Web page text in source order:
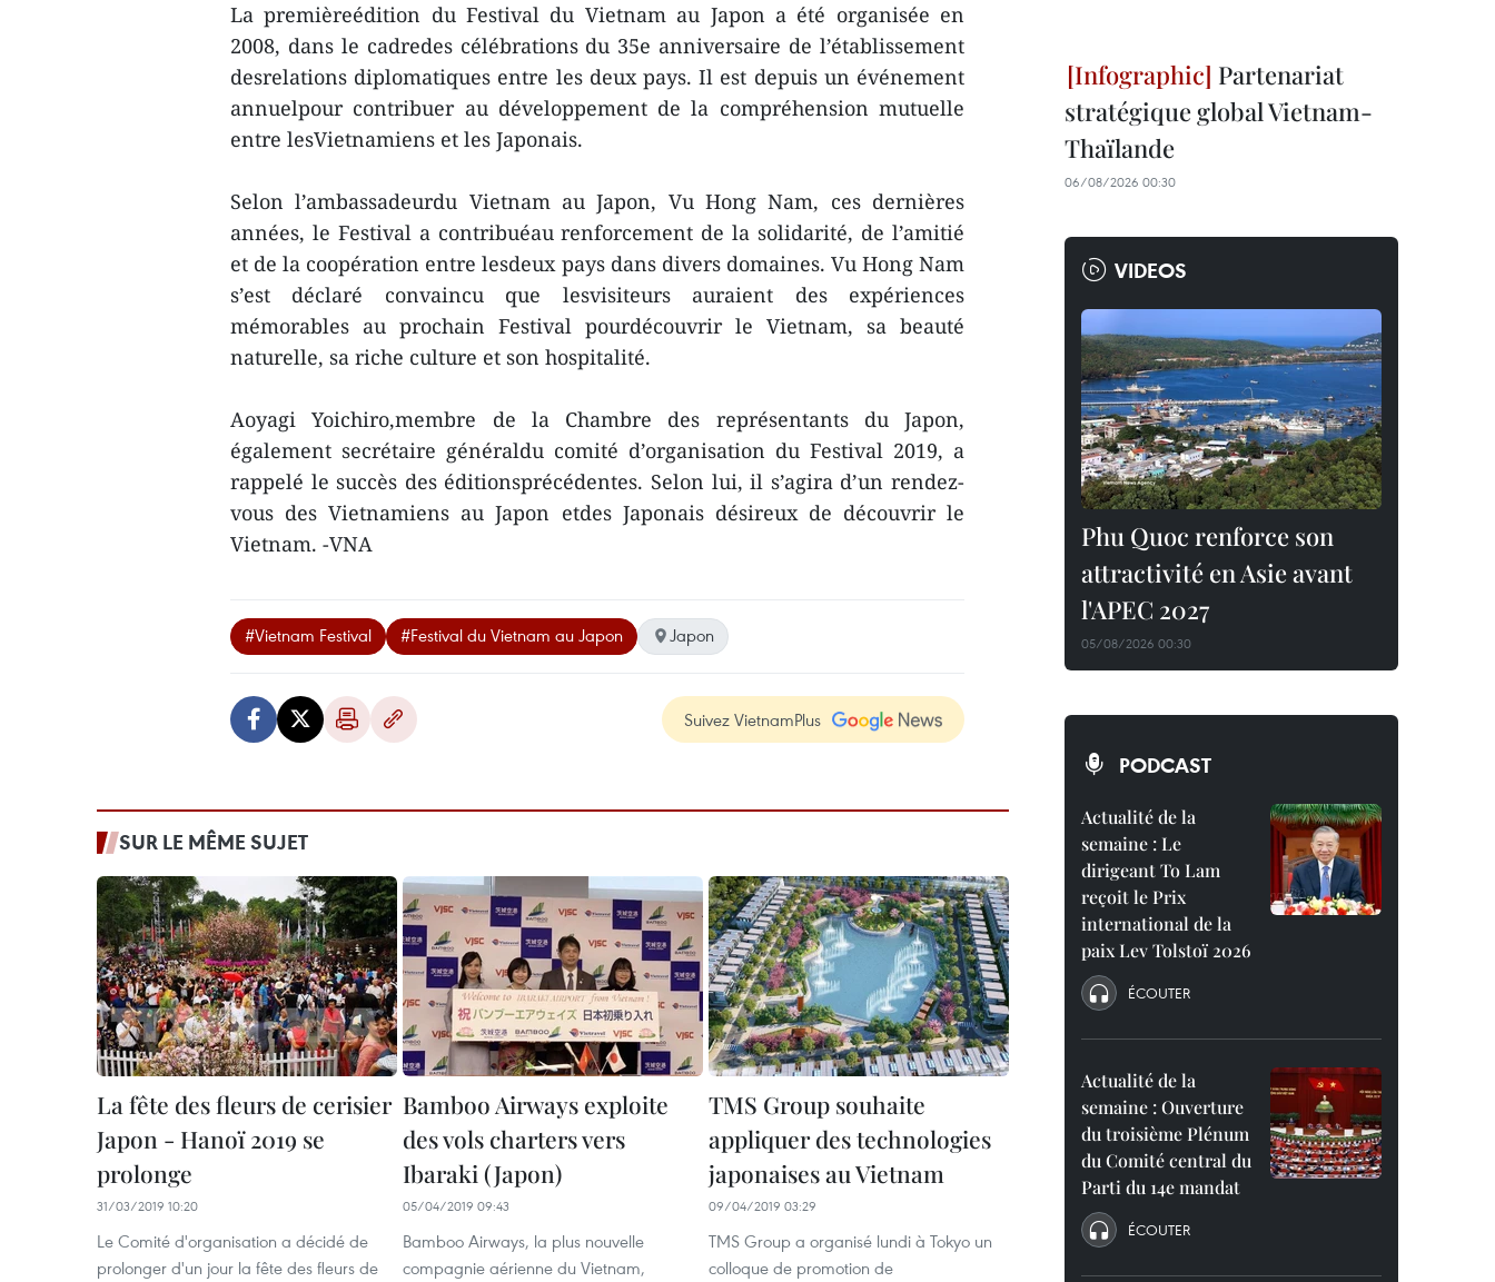
La premièreédition du Festival du Vietnam au Japon a été organisée en
2008, dans le cadredes célébrations du 35e anniversaire de l’établissement
desrelations diplomatiques entre les deux pays. Il est depuis un événement
annuelpour contribuer au développement de la compréhension mutuelle
entre lesVietnamiens et les Japonais.
Selon l’ambassadeurdu Vietnam au Japon, Vu Hong Nam, ces dernières
années, le Festival a contribuéau renforcement de la solidarité, de l’amitié
et de la coopération entre lesdeux pays dans divers domaines. Vu Hong Nam
s’est déclaré convaincu que lesvisiteurs auraient des expériences
mémorables au prochain Festival pourdécouvrir le Vietnam, sa beauté
naturelle, sa riche culture et son hospitalité.
Aoyagi Yoichiro,membre de la Chambre des représentants du Japon,
également secrétaire généraldu comité d’organisation du Festival 2019, a
rappelé le succès des éditionsprécédentes. Selon lui, il s’agira d’un rendez-
vous des Vietnamiens au Japon etdes Japonais désireux de découvrir le
Vietnam. -VNA
#Vietnam Festival #Festival du Vietnam au Japon Japon
Suivez VietnamPlus
SUR LE MÊME SUJET
La fête des fleurs de cerisier
Japon - Hanoï 2019 se
prolonge
31/03/2019 10:20
Le Comité d'organisation a décidé de
prolonger d'un jour la fête des fleurs de
Bamboo Airways exploite
des vols charters vers
Ibaraki (Japon)
05/04/2019 09:43
Bamboo Airways, la plus nouvelle
compagnie aérienne du Vietnam,
TMS Group souhaite
appliquer des technologies
japonaises au Vietnam
09/04/2019 03:29
TMS Group a organisé lundi à Tokyo un
colloque de promotion de
Partenariat
stratégique global Vietnam-
Thaïlande
06/08/2026 00:30
VIDEOS
Phu Quoc renforce son
attractivité en Asie avant
l'APEC 2027
05/08/2026 00:30
PODCAST
Actualité de la
semaine : Le
dirigeant To Lam
reçoit le Prix
international de la
paix Lev Tolstoï 2026
ÉCOUTER
Actualité de la
semaine : Ouverture
du troisième Plénum
du Comité central du
Parti du 14e mandat
ÉCOUTER